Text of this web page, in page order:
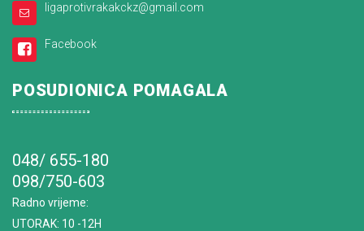
ligaprotivrakakckz@gmail.com
Facebook
POSUDIONICA POMAGALA
048/ 655-180
098/750-603
Radno vrijeme:
UTORAK: 10 -12H